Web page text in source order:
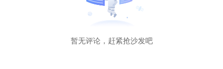
暂无评论，赶紧抢沙发吧